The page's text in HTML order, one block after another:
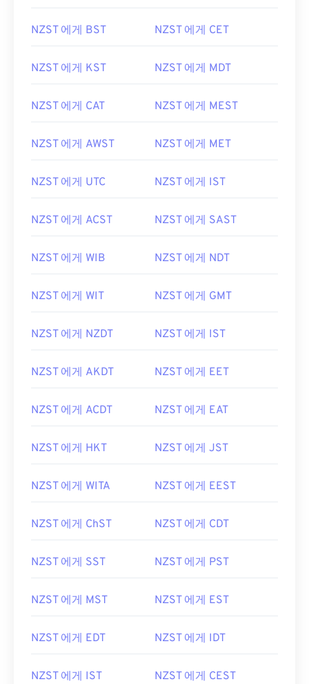
NZST 에게 BST NZST 에게 CET
NZST 에게 KST NZST 에게 MDT
NZST 에게 CAT NZST 에게 MEST
NZST 에게 AWST NZST 에게 MET
NZST 에게 UTC NZST 에게 IST
NZST 에게 ACST NZST 에게 SAST
NZST 에게 WIB NZST 에게 NDT
NZST 에게 WIT NZST 에게 GMT
NZST 에게 NZDT NZST 에게 IST
NZST 에게 AKDT NZST 에게 EET
NZST 에게 ACDT NZST 에게 EAT
NZST 에게 HKT NZST 에게 JST
NZST 에게 WITA NZST 에게 EEST
NZST 에게 ChST NZST 에게 CDT
NZST 에게 SST NZST 에게 PST
NZST 에게 MST NZST 에게 EST
NZST 에게 EDT NZST 에게 IDT
NZST 에게 IST NZST 에게 CEST